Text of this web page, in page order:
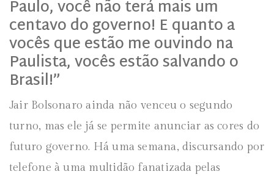
Paulo, você não terá mais um
centavo do governo! E quanto a
vocês que estão me ouvindo na
Paulista, vocês estão salvando o
Brasil!”
Jair Bolsonaro ainda não venceu o segundo
turno, mas ele já se permite anunciar as cores do
futuro governo. Há uma semana, discursando por
telefone à uma multidão fanatizada pelas